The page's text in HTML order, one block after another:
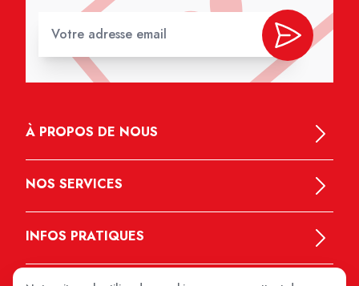
À PROPOS DE NOUS
NOS SERVICES
INFOS PRATIQUES